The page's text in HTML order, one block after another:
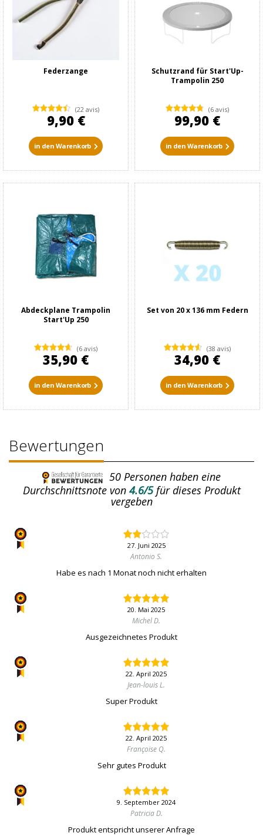
Federzange
(22 avis)
9,90 €
in den Warenkorb
Schutzrand für Start'Up-
Trampolin 250
(6 avis)
99,90 €
in den Warenkorb
Abdeckplane Trampolin
Start'Up 250
(6 avis)
35,90 €
in den Warenkorb
Set von 20 x 136 mm Federn
(38 avis)
34,90 €
in den Warenkorb
Bewertungen
50 Personen haben eine
Durchschnittsnote von4.6/5für dieses Produkt
vergeben
27. Juni 2025
Antonio S.
Habe es nach 1 Monat noch nicht erhalten
20. Mai 2025
Michel D.
Ausgezeichnetes Produkt
22. April 2025
Jean-louis L.
Super Produkt
22. April 2025
Françoise Q.
Sehr gutes Produkt
9. September 2024
Patricia D.
Produkt entspricht unserer Anfrage